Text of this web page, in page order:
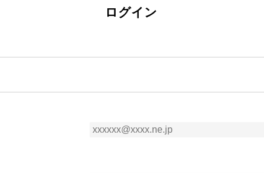
ログイン